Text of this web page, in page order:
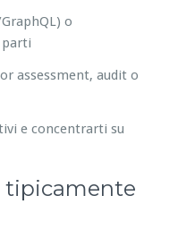
o
assessment, audit o
e concentrarti su
tipicamente